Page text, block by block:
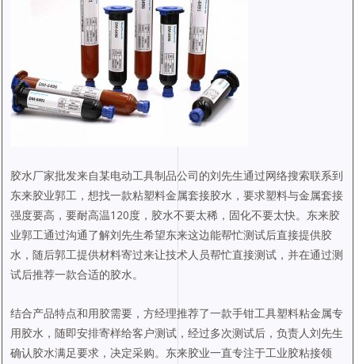
胶水厂家批发来自某电动工具制品公司的刘先生通过网络搜索联系到
东来胶业郭工，想找一款粘塑料金属套接胶水，要求塑料与金属套接
强度要高，要耐高温120度，胶水不要太稀，固化不要太快。东来胶
业郭工通过沟通了解刘先生希望东来这边能帮忙测试后直接提供胶
水，随后郭工提供材料寄过来让技术人员帮忙直接测试，并在通过测
试后推荐一款合适的胶水。
结合产品特点和用胶需要，方经理推荐了一款手钳工具塑料粘金属专
用胶水，随即安排寄样给客户测试，经过多次测试后，负责人刘先生
确认胶水满足要求，决定采购。东来胶业一直专注于工业胶粘接领